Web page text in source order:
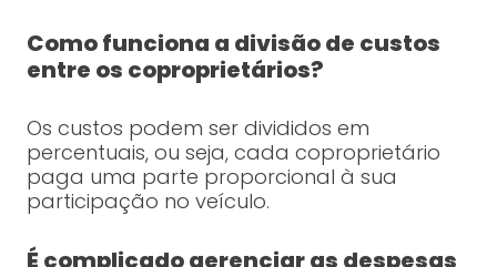
Como funciona a divisão de custos
entre os coproprietários?
Os custos podem ser divididos em
percentuais, ou seja, cada coproprietário
paga uma parte proporcional à sua
participação no veículo.
É complicado gerenciar as despesas